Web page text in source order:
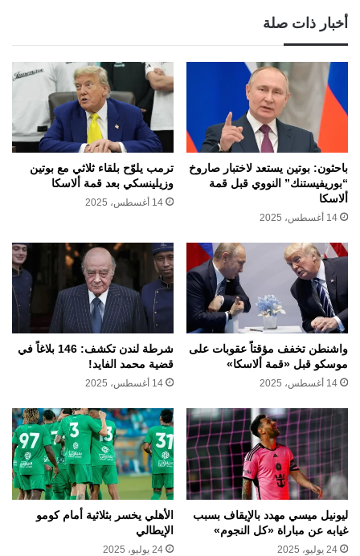
أخبار ذات صلة
باحثون: بوتين يستعد لاختبار صاروخ
“بوريفيستنك” النووي قبل قمة
ألاسكا
14 أغسطس، 2025
ترمب يلوّح بلقاء ثلاثي مع بوتين
وزيلينسكي بعد قمة ألاسكا
14 أغسطس، 2025
واشنطن تخفف مؤقتاً عقوبات على
موسكو قبل «قمة ألاسكا»
14 أغسطس، 2025
شرطة لندن تكشف: 146 بلاغاً في
قضية محمد الفايد!
14 أغسطس، 2025
ليونيل ميسي مهدد بالإيقاف بسبب
غيابه عن مباراة «كل النجوم»
24 يوليو، 2025
الأهلي يخسر بثلاثية أمام كومو
الإيطالي
24 يوليو، 2025